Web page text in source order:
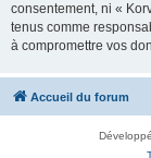
consentement, ni «
tenus comme
à compromettre vos
Accueil du forum